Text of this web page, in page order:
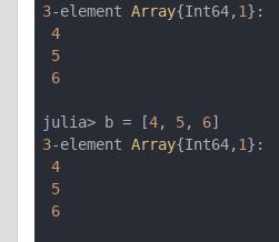
3-element Array{Int64, 1}:
4
5
6
julia> b = [4, 5, 6
3-element Array{Int64, 1}:
4
5
6